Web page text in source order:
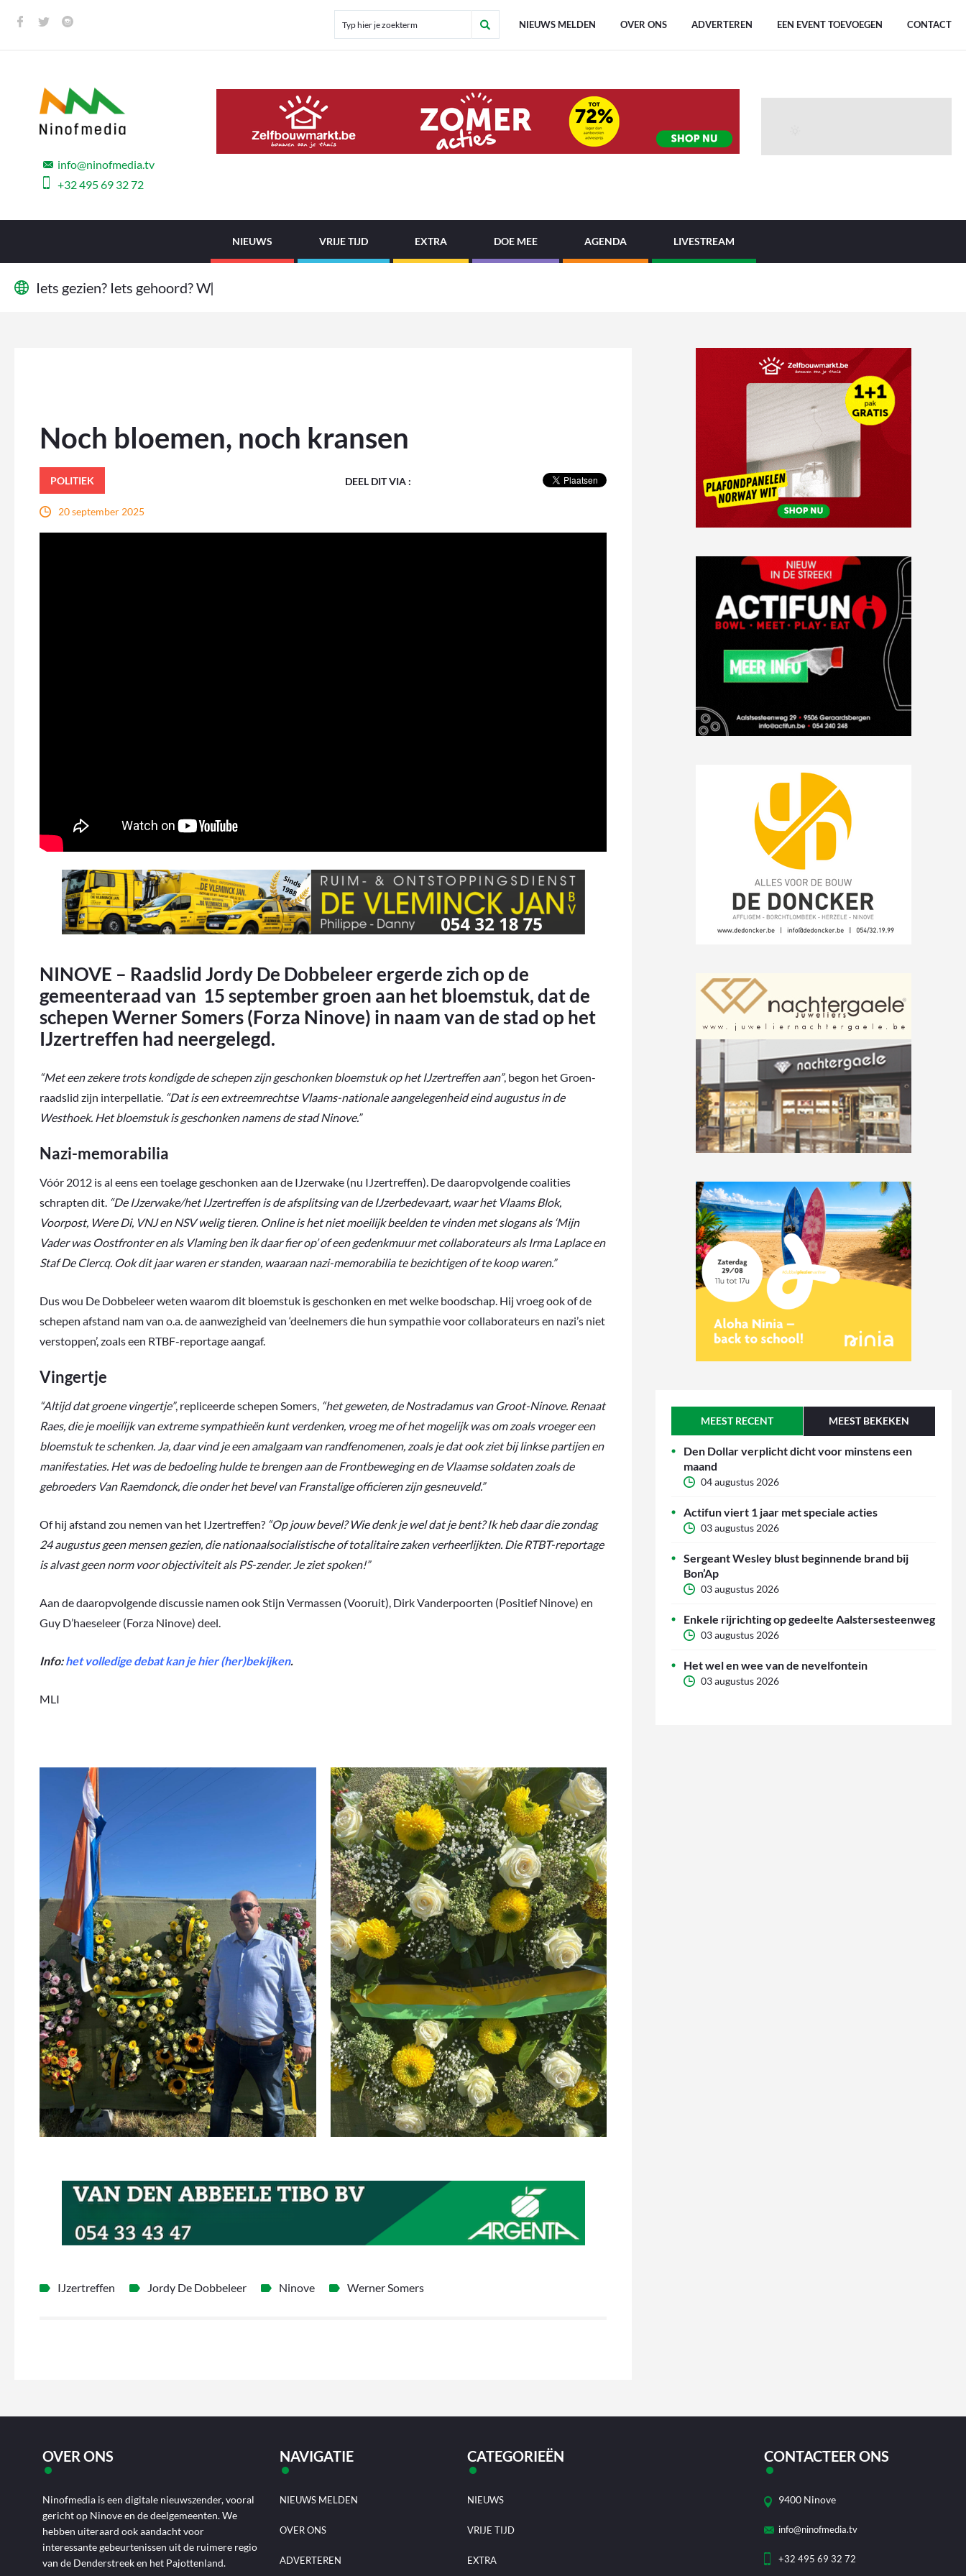
NIEUWS MELDEN OVER ONS ADVERTEREN EEN EVENT TOEVOEGEN CONTACT
info@ninofmedia.tv
+32 495 69 32 72
NIEUWS VRIJE TIJD EXTRA DOE MEE AGENDA LIVESTREAM
Iets gezien? Iets gehoord?Wi
Noch bloemen, noch kransen
POLITIEK
20 september 2025
DEEL DIT VIA :
NINOVE – Raadslid Jordy De Dobbeleer ergerde zich op de
gemeenteraad van 15 september groen aan het bloemstuk, dat de
schepen Werner Somers (Forza Ninove) in naam van de stad op het
IJzertreffen had neergelegd.
“Met een zekere trots kondigde de schepen zijn geschonken bloemstuk op het IJzertreffen aan”, begon het Groen-
raadslid zijn interpellatie. “Dat is een extreemrechtse Vlaams-nationale aangelegenheid eind augustus in de
Westhoek. Het bloemstuk is geschonken namens de stad Ninove.”
Nazi-memorabilia
Vóór 2012 is al eens een toelage geschonken aan de IJzerwake (nu IJzertreffen). De daaropvolgende coalities
schrapten dit. “De IJzerwake/het IJzertreffen is de afsplitsing van de IJzerbedevaart, waar het Vlaams Blok,
Voorpost, Were Di, VNJ en NSV welig tieren. Online is het niet moeilijk beelden te vinden met slogans als ‘Mijn
Vader was Oostfronter en als Vlaming ben ik daar fier op’ of een gedenkmuur met collaborateurs als Irma Laplace en
Staf De Clercq. Ook dit jaar waren er standen, waaraan nazi-memorabilia te bezichtigen of te koop waren.”
Dus wou De Dobbeleer weten waarom dit bloemstuk is geschonken en met welke boodschap. Hij vroeg ook of de
schepen afstand nam van o.a. de aanwezigheid van ‘deelnemers die hun sympathie voor collaborateurs en nazi’s niet
verstoppen’, zoals een RTBF-reportage aangaf.
Vingertje
“Altijd dat groene vingertje”, repliceerde schepen Somers, “het geweten, de Nostradamus van Groot-Ninove. Renaat
Raes, die je moeilijk van extreme sympathieën kunt verdenken, vroeg me of het mogelijk was om zoals vroeger een
bloemstuk te schenken. Ja, daar vind je een amalgaam van randfenomenen, zoals je dat ook ziet bij linkse partijen en
manifestaties. Het was de bedoeling hulde te brengen aan de Frontbeweging en de Vlaamse soldaten zoals de
gebroeders Van Raemdonck, die onder het bevel van Franstalige officieren zijn gesneuveld.”
Of hij afstand zou nemen van het IJzertreffen? “Op jouw bevel? Wie denk je wel dat je bent? Ik heb daar die zondag
24 augustus geen mensen gezien, die nationaalsocialistische of totalitaire zaken verheerlijkten. Die RTBT-reportage
is alvast geen norm voor objectiviteit als PS-zender. Je ziet spoken!”
Aan de daaropvolgende discussie namen ook Stijn Vermassen (Vooruit), Dirk Vanderpoorten (Positief Ninove) en
Guy D’haeseleer (Forza Ninove) deel.
Info:het volledige debat kan je hier (her)bekijken.
MLI
IJzertreffen Jordy De Dobbeleer Ninove Werner Somers
MEEST RECENT MEEST BEKEKEN
Den Dollar verplicht dicht voor minstens een
maand
04 augustus 2026
Actifun viert 1 jaar met speciale acties
03 augustus 2026
Sergeant Wesley blust beginnende brand bij
Bon’Ap
03 augustus 2026
Enkele rijrichting op gedeelte Aalstersesteenweg
03 augustus 2026
Het wel en wee van de nevelfontein
03 augustus 2026
OVER ONS
Ninofmedia is een digitale nieuwszender, vooral
gericht op Ninove en de deelgemeenten. We
hebben uiteraard ook aandacht voor
interessante gebeurtenissen uit de ruimere regio
van de Denderstreek en het Pajottenland.
NAVIGATIE
NIEUWS MELDEN
OVER ONS
ADVERTEREN
CATEGORIEËN
NIEUWS
VRIJE TIJD
EXTRA
CONTACTEER ONS
9400 Ninove
info@ninofmedia.tv
+32 495 69 32 72